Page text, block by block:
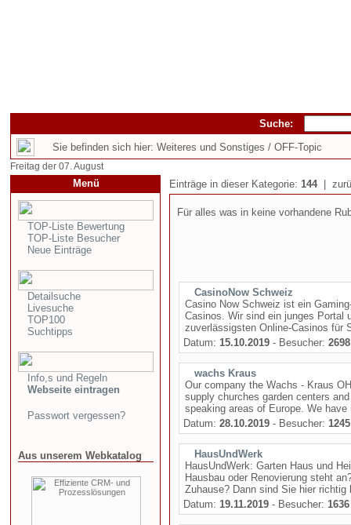
Suche:
Sie befinden sich hier: Weiteres und Sonstiges / OFF-Topic
Freitag der 07. August
Menü
TOP-Liste Bewertung
TOP-Liste Besucher
Neue Einträge
Detailsuche
Livesuche
TOP100
Suchtipps
Info,s und Regeln
Webseite eintragen
Passwort vergessen?
Aus unserem Webkatalog
Einträge in dieser Kategorie: 144|
Für alles was in keine vorhandene
CasinoNow Schweiz
Casino Now Schweiz ist ein
Casinos. Wir sind ein junges Portal
zuverlässigsten Online-Casinos für
Datum: 15.10.2019 - Besucher: 2698
wachs Kraus
Our company the Wachs - Kraus
supply churches garden centers
speaking areas of Europe. We
Datum: 28.10.2019 - Besucher: 1245
HausUndWerk
HausUndWerk: Garten Haus und
Hausbau oder Renovierung steht
Zuhause? Dann sind Sie hier
Datum: 19.11.2019 - Besucher: 1636